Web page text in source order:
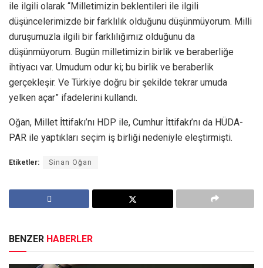
ile ilgili olarak “Milletimizin beklentileri ile ilgili
düşüncelerimizde bir farklılık olduğunu düşünmüyorum. Milli
duruşumuzla ilgili bir farklılığımız olduğunu da
düşünmüyorum. Bugün milletimizin birlik ve beraberliğe
ihtiyacı var. Umudum odur ki; bu birlik ve beraberlik
gerçekleşir. Ve Türkiye doğru bir şekilde tekrar umuda
yelken açar” ifadelerini kullandı.
Oğan, Millet İttifakı’nı HDP ile, Cumhur İttifakı’nı da HÜDA-
PAR ile yaptıkları seçim iş birliği nedeniyle eleştirmişti.
Etiketler: Sinan Oğan
BENZER HABERLER